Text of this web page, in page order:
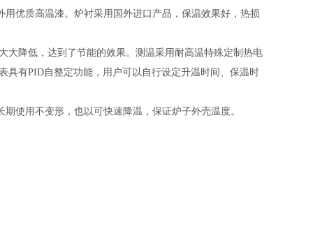
优质高温漆。炉衬采用国外进口产品，保温效果好，热损
大降低，达到了节能的效果。测温采用耐高温特殊定制热电
具有PID自整定功能，用户可以自行设定升温时间、保温时
使用不变形，也以可快速降温，保证炉子外壳温度。